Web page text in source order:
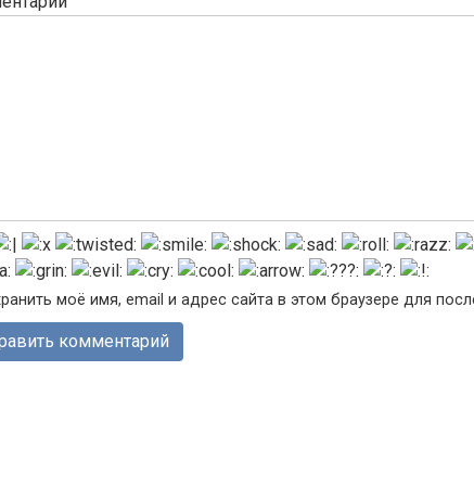
моё имя, email и адрес сайта в этом браузере для